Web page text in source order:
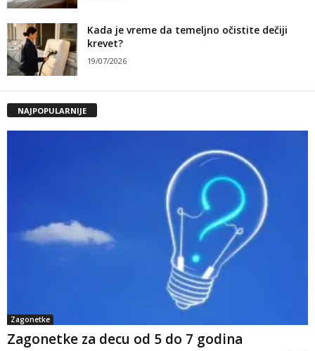
Kada je vreme da temeljno očistite dečiji
krevet?
19/07/2026
NAJPOPULARNIJE
Zagonetke
Zagonetke za decu od 5 do 7 godina